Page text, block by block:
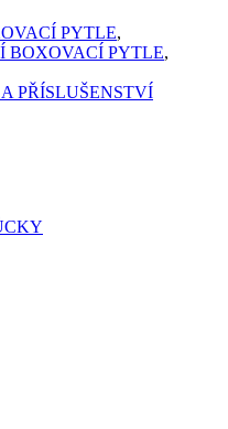
PYTLE,
BOXOVACÍ PYTLE,
PŘÍSLUŠENSTVÍ